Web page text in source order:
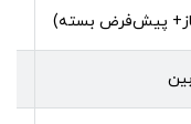
پیش‌فرض بسته)